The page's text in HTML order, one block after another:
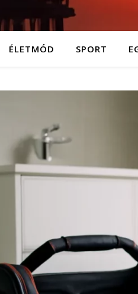
ÉLETMÓD SPORT